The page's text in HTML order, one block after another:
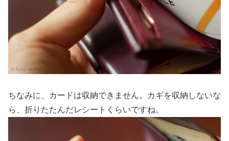
ちなみに、カードは収納できません。カギを収納しないな
ら、折りたたんだレシートくらいですね。